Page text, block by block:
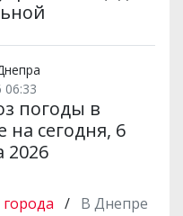
06:33
погоды в
на сегодня, 6
2026
/ В Днепре